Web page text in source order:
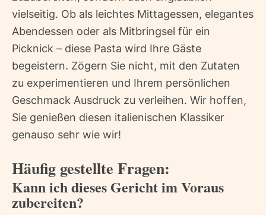
vielseitig. Ob als leichtes Mittagessen, elegantes
Abendessen oder als Mitbringsel für ein
Picknick – diese Pasta wird Ihre Gäste
begeistern. Zögern Sie nicht, mit den Zutaten
zu experimentieren und Ihrem persönlichen
Geschmack Ausdruck zu verleihen. Wir hoffen,
Sie genießen diesen italienischen Klassiker
genauso sehr wie wir!
Häufig gestellte Fragen:
Kann ich dieses Gericht im Voraus
zubereiten?